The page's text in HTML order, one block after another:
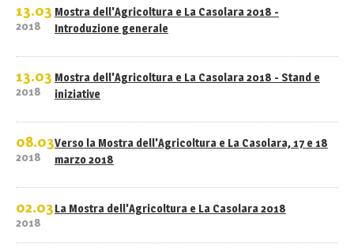
13.03
2018
Mostra dell'Agricoltura e La Casolara 2018 -
Introduzione generale
13.03
2018
Mostra dell'Agricoltura e La Casolara 2018 - Stand e
iniziative
08.03
2018
Verso la Mostra dell'Agricoltura e La Casolara, 17 e 18
marzo 2018
02.03
2018
La Mostra dell'Agricoltura e La Casolara 2018